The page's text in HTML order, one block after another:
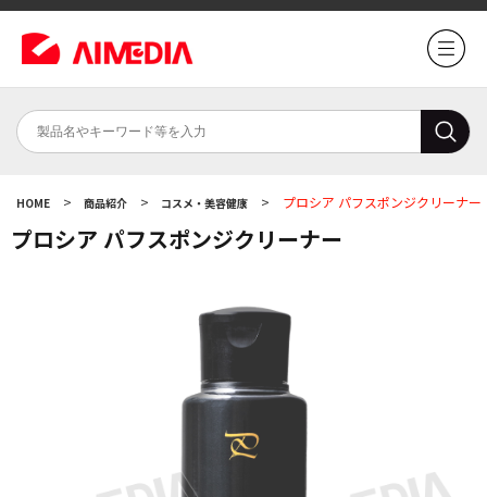
HOME > 商品紹介 > コスメ・美容健康 > プロシア パフスポンジクリーナー
プロシア パフスポンジクリーナー